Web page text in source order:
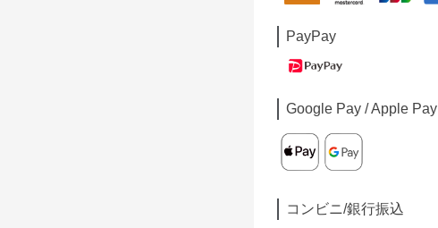
PayPay
Google Pay / Apple Pay
コンビニ/銀行振込